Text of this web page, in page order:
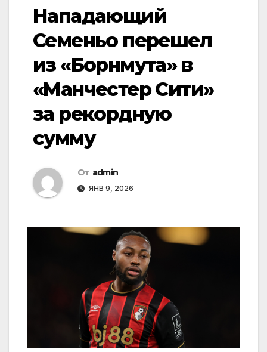
Нападающий
Семеньо перешел
из «Борнмута» в
«Манчестер Сити»
за рекордную
сумму
От admin
ЯНВ 9, 2026